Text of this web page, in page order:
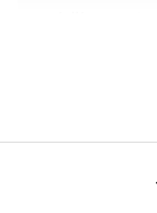
終えてホッと
金額の件につ
た。